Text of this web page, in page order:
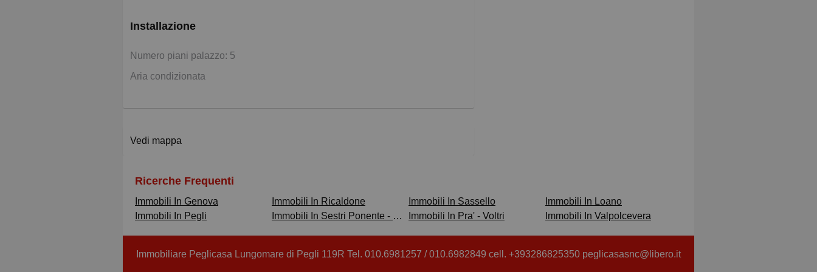
Installazione
Numero piani palazzo: 5
Aria condizionata
Vedi mappa
Ricerche Frequenti
Immobili In Genova Immobili In Ricaldone Immobili In Sassello
Immobili In Loano
Immobili In Pegli
Immobili In Sestri Ponente - Borzoli Immobili In Pra' - Voltri Immobili In Valpolcevera
Immobiliare Peglicasa Lungomare di Pegli 119R Tel. 010.6981257 / 010.6982849 cell. +393286825350 peglicasasnc@libero.it